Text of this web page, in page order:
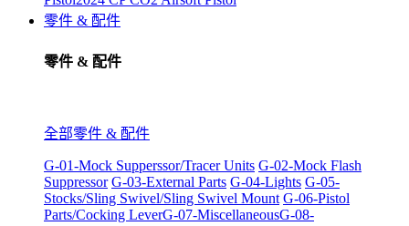
零件 & 配件
零件 & 配件
全部零件 & 配件
G-01-Mock Supperssor/Tracer Units G-02-Mock Flash
Suppressor G-03-External Parts G-04-Lights G-05-
Stocks/Sling Swivel/Sling Swivel Mount G-06-Pistol
Parts/Cocking LeverG-07-MiscellaneousG-08-